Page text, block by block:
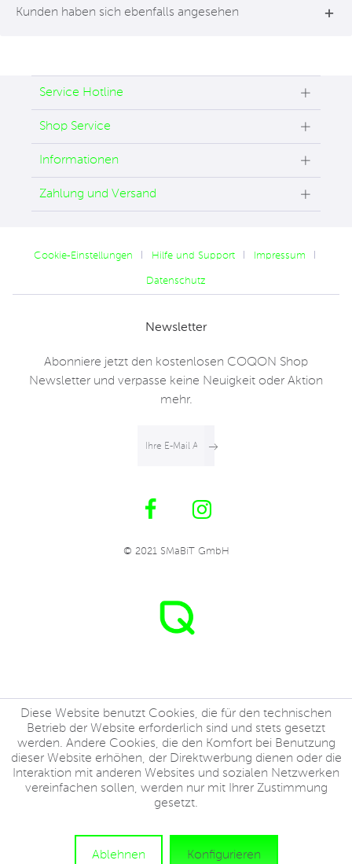
Kunden haben sich ebenfalls angesehen
Service Hotline
Shop Service
Informationen
Zahlung und Versand
Cookie-Einstellungen Hilfe und Support Impressum
Datenschutz
Newsletter
Abonniere jetzt den kostenlosen COQON Shop
Newsletter und verpasse keine Neuigkeit oder Aktion
mehr.
© 2021 SMaBiT GmbH
Diese Website benutzt Cookies, die für den technischen
Betrieb der Website erforderlich sind und stets gesetzt
werden. Andere Cookies, die den Komfort bei Benutzung
dieser Website erhöhen, der Direktwerbung dienen oder die
Interaktion mit anderen Websites und sozialen Netzwerken
vereinfachen sollen, werden nur mit Ihrer Zustimmung
gesetzt.
Ablehnen Konfigurieren